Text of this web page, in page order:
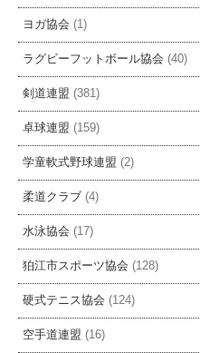
ヨガ協会 (1)
ラグビーフットボール協会 (40)
剣道連盟 (381)
卓球連盟 (159)
学童軟式野球連盟 (2)
柔道クラブ (4)
水泳協会 (17)
狛江市スポーツ協会 (128)
硬式テニス協会 (124)
空手道連盟 (16)